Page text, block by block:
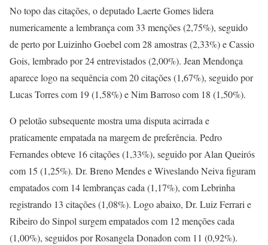
No topo das citações, o deputado Laerte Gomes lidera
numericamente a lembrança com 33 menções (2,75%), seguido
de perto por Luizinho Goebel com 28 amostras (2,33%) e Cassio
Gois, lembrado por 24 entrevistados (2,00%). Jean Mendonça
aparece logo na sequência com 20 citações (1,67%), seguido por
Lucas Torres com 19 (1,58%) e Nim Barroso com 18 (1,50%).
O pelotão subsequente mostra uma disputa acirrada e
praticamente empatada na margem de preferência. Pedro
Fernandes obteve 16 citações (1,33%), seguido por Alan Queirós
com 15 (1,25%). Dr. Breno Mendes e Wiveslando Neiva figuram
empatados com 14 lembranças cada (1,17%), com Lebrinha
registrando 13 citações (1,08%). Logo abaixo, Dr. Luiz Ferrari e
Ribeiro do Sinpol surgem empatados com 12 menções cada
(1,00%), seguidos por Rosangela Donadon com 11 (0,92%).